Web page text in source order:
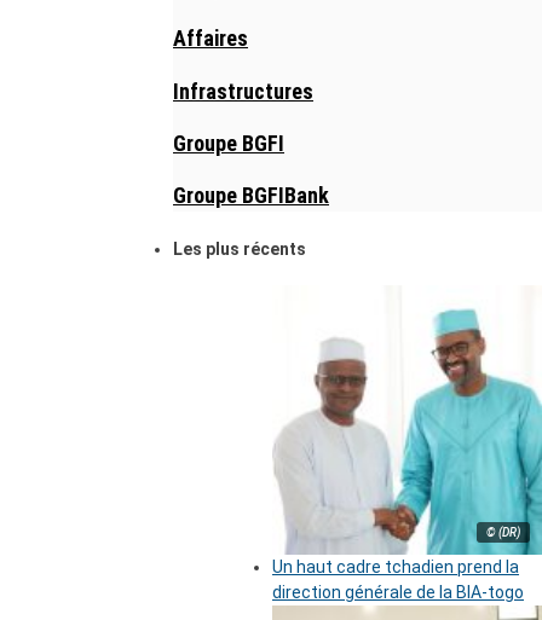
Affaires
Infrastructures
Groupe BGFI
Groupe BGFIBank
Les plus récents
© (DR)
Un haut cadre tchadien prend la
direction générale de la BIA-togo